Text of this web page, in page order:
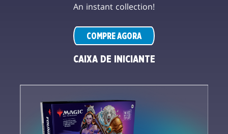
An instant collection!
COMPRE AGORA
CAIXA DE INICIANTE